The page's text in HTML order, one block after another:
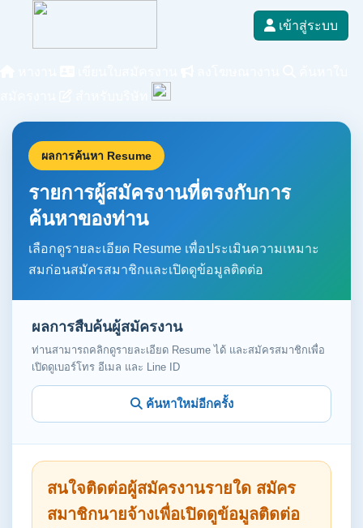
เข้าสู่ระบบ
ผลการค้นหา Resume
รายการผู้สมัครงานที่ตรงกับการ
ค้นหาของท่าน
เลือกดูรายละเอียด Resume เพื่อประเมินความเหมาะ
สมก่อนสมัครสมาชิกและเปิดดูข้อมูลติดต่อ
ผลการสืบค้นผู้สมัครงาน
ท่านสามารถคลิกดูรายละเอียด Resume ได้ และสมัครสมาชิกเพื่อ
เปิดดูเบอร์โทร อีเมล และ Line ID
ค้นหาใหม่อีกครั้ง
สนใจติดต่อผู้สมัครงานรายใด สมัคร
สมาชิกนายจ้างเพื่อเปิดดูข้อมูลติดต่อ